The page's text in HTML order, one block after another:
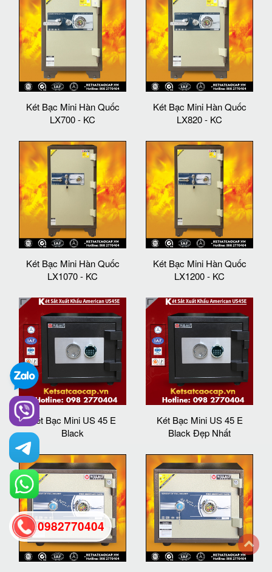
Két Bạc Mini Hàn Quốc
LX700 - KC
Két Bạc Mini Hàn Quốc
LX820 - KC
Két Bạc Mini Hàn Quốc
LX1070 - KC
Két Bạc Mini Hàn Quốc
LX1200 - KC
Két Bạc Mini US 45 E
Black
Két Bạc Mini US 45 E
Black Đẹp Nhất
0982770404
back